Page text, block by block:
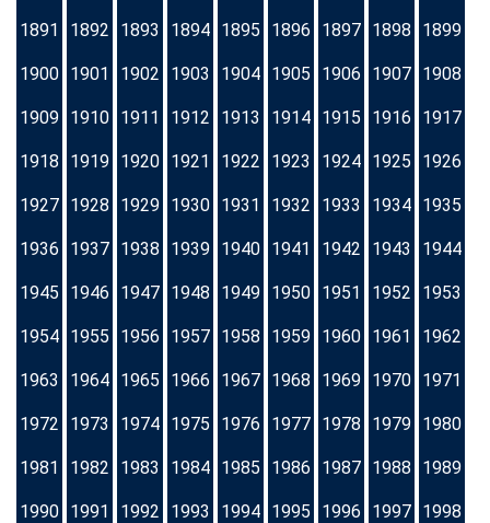
1891 1892 1893 1894 1895 1896 1897 1898 1899
1900 1901 1902 1903 1904 1905 1906 1907 1908
1909 1910 1911 1912 1913 1914 1915 1916 1917
1918 1919 1920 1921 1922 1923 1924 1925 1926
1927 1928 1929 1930 1931 1932 1933 1934 1935
1936 1937 1938 1939 1940 1941 1942 1943 1944
1945 1946 1947 1948 1949 1950 1951 1952 1953
1954 1955 1956 1957 1958 1959 1960 1961 1962
1963 1964 1965 1966 1967 1968 1969 1970 1971
1972 1973 1974 1975 1976 1977 1978 1979 1980
1981 1982 1983 1984 1985 1986 1987 1988 1989
1990 1991 1992 1993 1994 1995 1996 1997 1998